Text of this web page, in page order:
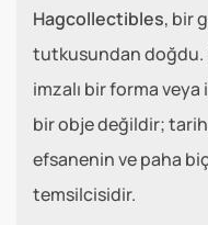
Hagcollectibles, bir
tutkusundan doğdu.
imzalı bir forma
bir obje değildir;
efsanenin ve paha
temsilcisidir.